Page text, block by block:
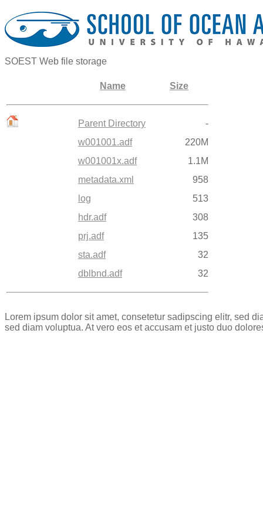
SOEST Web file storage
Name Size
Parent Directory
-
w001001.adf
220M
w001001x.adf
1.1M
metadata.xml
958
log
513
hdr.adf
308
prj.adf
135
sta.adf
32
dblbnd.adf
32
Lorem ipsum dolor sit amet, consetetur sadipscing elitr, sed
sed diam voluptua. At vero eos et accusam et justo duo